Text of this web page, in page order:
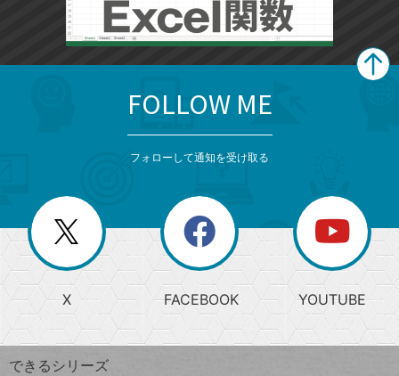
じ
る
search
検
索
上
昇
ワ
ー
閉
じ
る
ー
か
ら
探
す
FOLLOW ME
フォローして通知を受け取る
X FACEBOOK YOUTUBE
できるシリーズ